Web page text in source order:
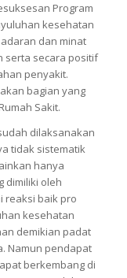
Program
kesehatan
dan minat
serta secara positif
penyakit.
bagian yang
Sakit.
dilaksanakan
tidak sistematik
hanya
dimiliki oleh
reaksi baik pro
kesehatan
demikian padat
Namun pendapat
berkembang di